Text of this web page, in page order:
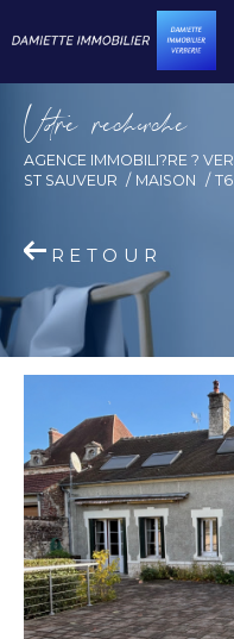
Vore recece
AGENCE IMMOBILI?RE ?
ST SAUVEUR
MAISON T6
RETOUR